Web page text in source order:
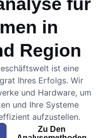
in
Region
ist eine
Ihres Erfolgs. Wir
und Hardware, um
und Ihre Systeme
aufzustellen.
Zu Den